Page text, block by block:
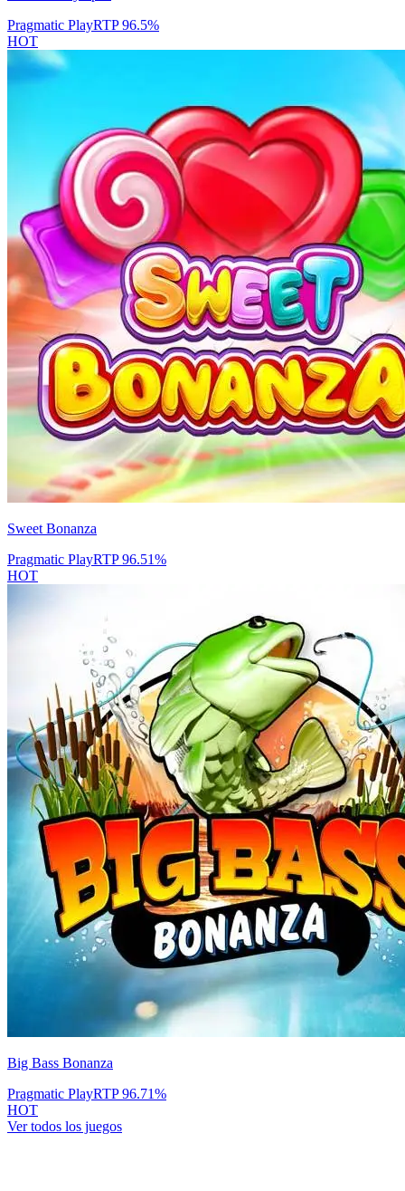
Pragmatic PlayRTP96.5%
HOT
Sweet Bonanza
Pragmatic PlayRTP96.51%
HOT
Big Bass Bonanza
Pragmatic PlayRTP96.71%
HOT
Ver todos los juegos